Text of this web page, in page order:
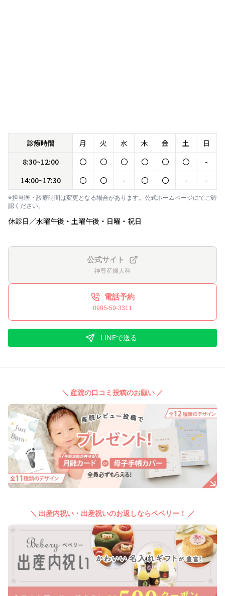
診療時間 月 火 水 木 金 土
日
8:30~12:00
〇 〇 〇 〇 〇 〇
-
14:00~17:30
〇 〇 - 〇 〇 - -
※担当医・診療時間は変更となる場合があります。公式ホームページにてご確
認ください。
休診日／水曜午後・土曜午後・日曜・祝日
公式サイト
神尊産婦人科
電話予約
0985-59-3311
LINEで送る
＼ 産院の口コミ投稿のお願い ／
＼ 出産内祝い・出産祝いのお返しならベベリー！ ／